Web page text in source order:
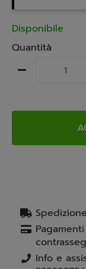
Disponibile
Quantità